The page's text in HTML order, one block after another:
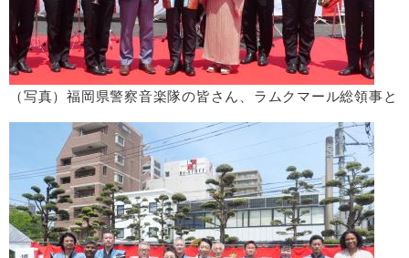
（写真）福岡県警察音楽隊の皆さん、ラムクマール総領事と